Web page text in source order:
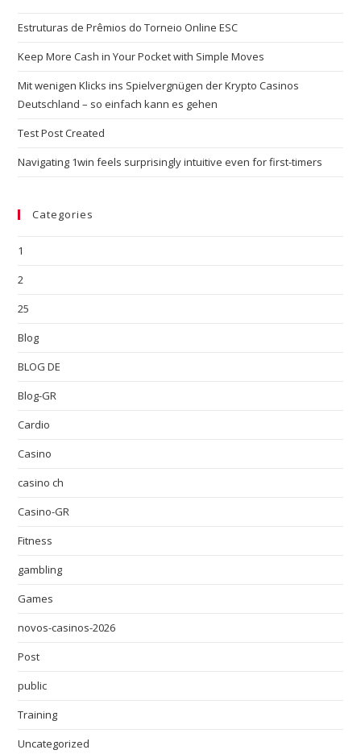
Estruturas de Prêmios do Torneio Online ESC
Keep More Cash in Your Pocket with Simple Moves
Mit wenigen Klicks ins Spielvergnügen der Krypto Casinos
Deutschland – so einfach kann es gehen
Test Post Created
Navigating 1win feels surprisingly intuitive even for first-timers
Categories
1
2
25
Blog
BLOG DE
Blog-GR
Cardio
Casino
casino ch
Casino-GR
Fitness
gambling
Games
novos-casinos-2026
Post
public
Training
Uncategorized